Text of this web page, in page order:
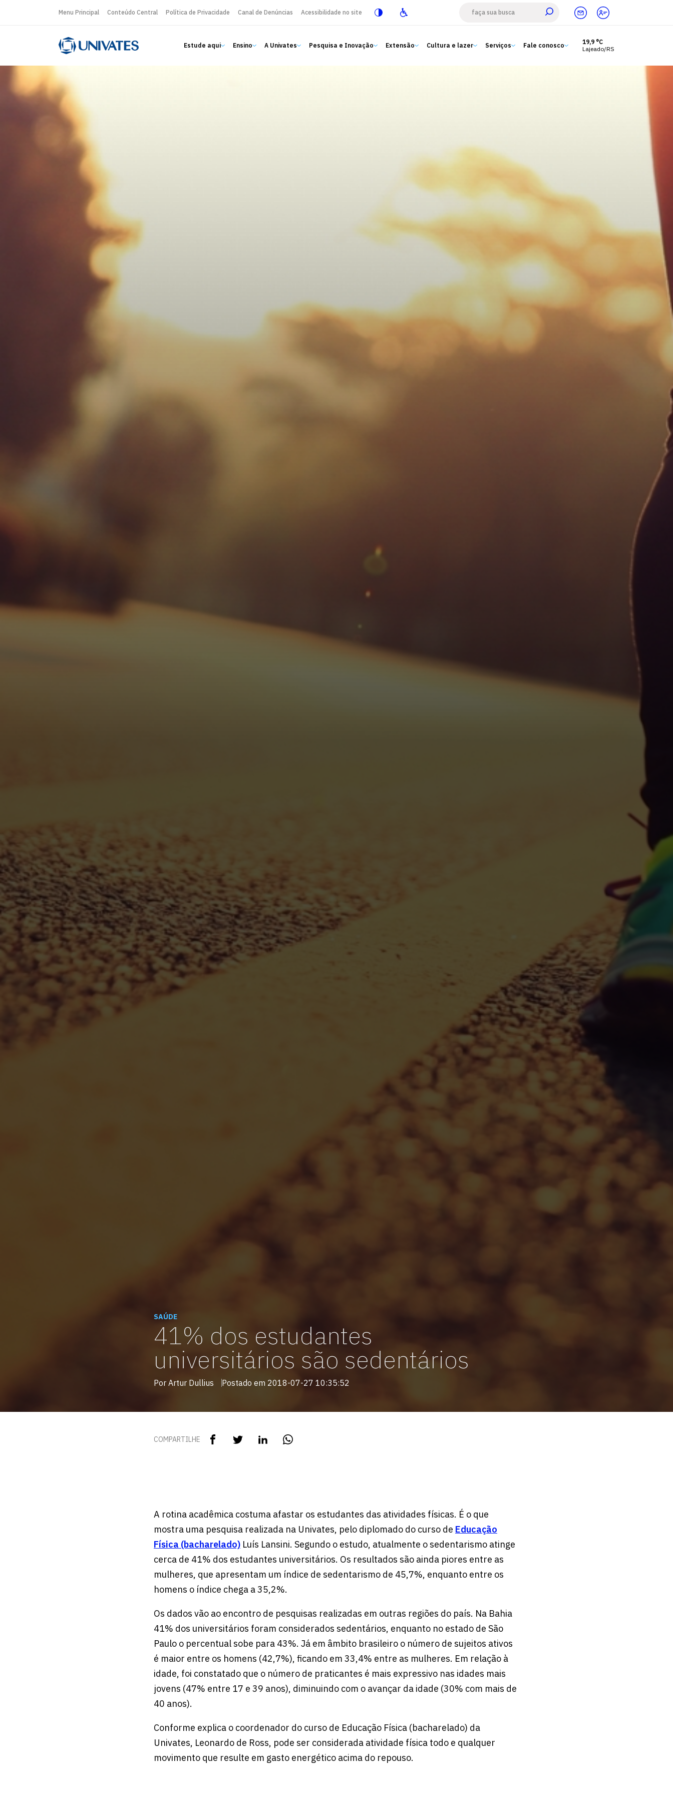
Menu Principal Conteúdo Central Política de Privacidade Canal de Denúncias Acessibilidade no site
Estude aqui Ensino A Univates Pesquisa e Inovação Extensão Cultura e lazer Serviços Fale conosco
19,9 °C
Lajeado/RS
Estude aqui
Extensão
Fale conosco
SAÚDE
41% dos estudantes
universitários são sedentários
Por Artur Dullius Postado em 2018-07-27 10:35:52
COMPARTILHE
A rotina acadêmica costuma afastar os estudantes das atividades físicas. É o que
mostra uma pesquisa realizada na Univates, pelo diplomado do curso de Educação
Física (bacharelado) Luís Lansini. Segundo o estudo, atualmente o sedentarismo atinge
cerca de 41% dos estudantes universitários. Os resultados são ainda piores entre as
mulheres, que apresentam um índice de sedentarismo de 45,7%, enquanto entre os
homens o índice chega a 35,2%.
Os dados vão ao encontro de pesquisas realizadas em outras regiões do país. Na Bahia
41% dos universitários foram considerados sedentários, enquanto no estado de São
Paulo o percentual sobe para 43%. Já em âmbito brasileiro o número de sujeitos ativos
é maior entre os homens (42,7%), ficando em 33,4% entre as mulheres. Em relação à
idade, foi constatado que o número de praticantes é mais expressivo nas idades mais
jovens (47% entre 17 e 39 anos), diminuindo com o avançar da idade (30% com mais de
40 anos).
Conforme explica o coordenador do curso de Educação Física (bacharelado) da
Univates, Leonardo de Ross, pode ser considerada atividade física todo e qualquer
movimento que resulte em gasto energético acima do repouso.